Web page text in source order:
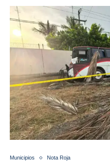
Municipios Nota Roja